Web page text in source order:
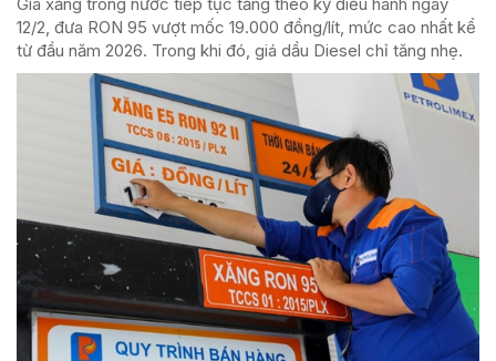
12/2, đưa RON 95 vượt mốc 19.000 đồng/lít, mức cao nhất kể
từ đầu năm 2026. Trong khi đó, giá dầu Diesel chỉ tăng nhẹ.